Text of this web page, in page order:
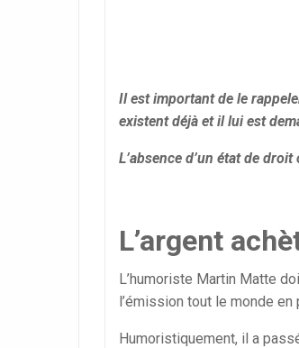
Il est important de le
existent déjà et il lui est
L’absence d’un état de
L’argent
L’humoriste Martin Matte
l’émission tout le monde en
Humoristiquement, il a